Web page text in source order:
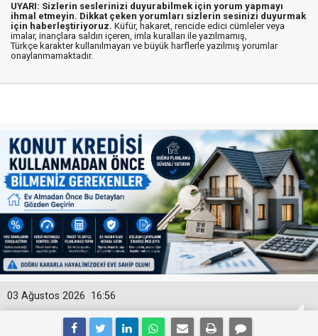
UYARI: Sizlerin seslerinizi duyurabilmek için yorum yapmayı
ihmal etmeyin. Dikkat çeken yorumları sizlerin sesinizi duyurmak
için haberleştiriyoruz. Küfür, hakaret, rencide edici cümleler veya
imalar, inançlara saldırı içeren, imla kuralları ile yazılmamış,
Türkçe karakter kullanılmayan ve büyük harflerle yazılmış yorumlar
onaylanmamaktadır.
16:56
03 Ağustos 2026